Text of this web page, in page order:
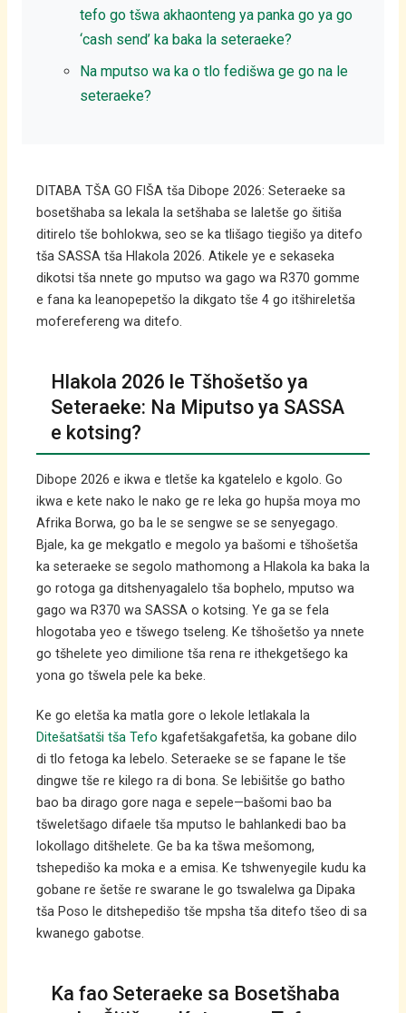
tefo go tšwa akhaonteng ya panka go ya go
‘cash send’ ka baka la seteraeke?
Na mputso wa ka o tlo fedišwa ge go na le
seteraeke?
DITABA TŠA GO FIŠA tša Dibope 2026: Seteraeke sa
bosetšhaba sa lekala la setšhaba se laletše go šitiša
ditirelo tše bohlokwa, seo se ka tlišago tiegišo ya ditefo
tša SASSA tša Hlakola 2026. Atikele ye e sekaseka
dikotsi tša nnete go mputso wa gago wa R370 gomme
e fana ka leanopepetšo la dikgato tše 4 go itšhireletša
moferefereng wa ditefo.
Hlakola 2026 le Tšhošetšo ya
Seteraeke: Na Miputso ya SASSA
e kotsing?
Dibope 2026 e ikwa e tletše ka kgatelelo e kgolo. Go
ikwa e kete nako le nako ge re leka go hupša moya mo
Afrika Borwa, go ba le se sengwe se se senyegago.
Bjale, ka ge mekgatlo e megolo ya bašomi e tšhošetša
ka seteraeke se segolo mathomong a Hlakola ka baka la
go rotoga ga ditshenyagalelo tša bophelo, mputso wa
gago wa R370 wa SASSA o kotsing. Ye ga se fela
hlogotaba yeo e tšwego tseleng. Ke tšhošetšo ya nnete
go tšhelete yeo dimilione tša rena re ithekgetšego ka
yona go tšwela pele ka beke.
Ke go eletša ka matla gore o lekole letlakala la
Ditešatšatši tša Tefo kgafetšakgafetša, ka gobane dilo
di tlo fetoga ka lebelo. Seteraeke se se fapane le tše
dingwe tše re kilego ra di bona. Se lebišitše go batho
bao ba dirago gore naga e sepele—bašomi bao ba
tšweletšago difaele tša mputso le bahlankedi bao ba
lokollago ditšhelete. Ge ba ka tšwa mešomong,
tshepedišo ka moka e a emisa. Ke tshwenyegile kudu ka
gobane re šetše re swarane le go tswalelwa ga Dipaka
tša Poso le ditshepedišo tše mpsha tša ditefo tšeo di sa
kwanego gabotse.
Ka fao Seteraeke sa Bosetšhaba